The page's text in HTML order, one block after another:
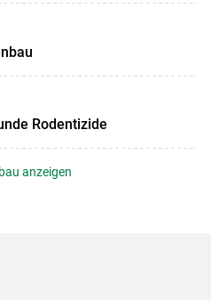
Rodentizide
anzeigen